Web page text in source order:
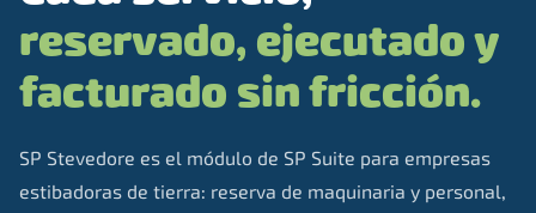
reservado, ejecutado y
facturado sin fricción.
SP Stevedore es el módulo de SP Suite para empresas
estibadoras de tierra: reserva de maquinaria y personal,